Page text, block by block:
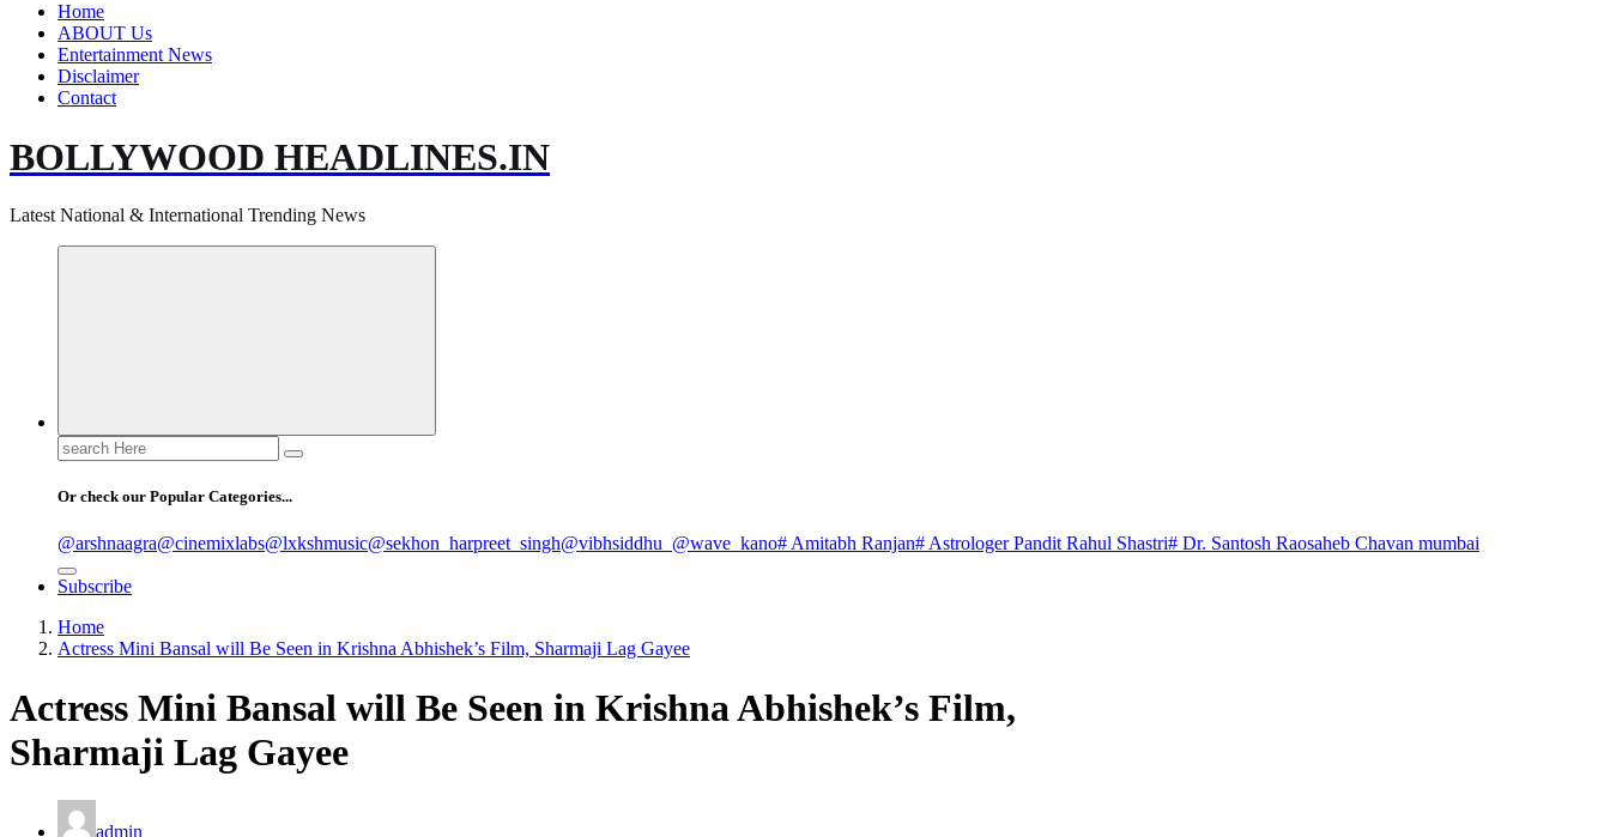
Home
ABOUT Us
Entertainment News
Disclaimer
Contact
BOLLYWOOD HEADLINES.IN
Latest National & International Trending News
Search
for:
Or check our Popular Categories...
@arshnaagra@cinemixlabs@lxkshmusic@sekhon_harpreet_singh@vibhsiddhu_ @wave_kano# Amitabh Ranjan# Astrologer Pandit Rahul Shastri# Dr. Santosh Raosaheb Chavan mumbai
Subscribe
Home
Actress Mini Bansal will Be Seen in Krishna Abhishek’s Film, Sharmaji Lag Gayee
Actress Mini Bansal will Be Seen in Krishna Abhishek’s Film,
Sharmaji Lag Gayee
admin